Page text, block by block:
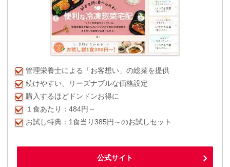
管理栄養士による「お客想い」の総菜を提供
続けやすい、リーズナブルな価格設定
購入するほどドンドンお得に
１食あたり：484円～
お試し特典：1食当り385円～のお試しセット
公式サイト